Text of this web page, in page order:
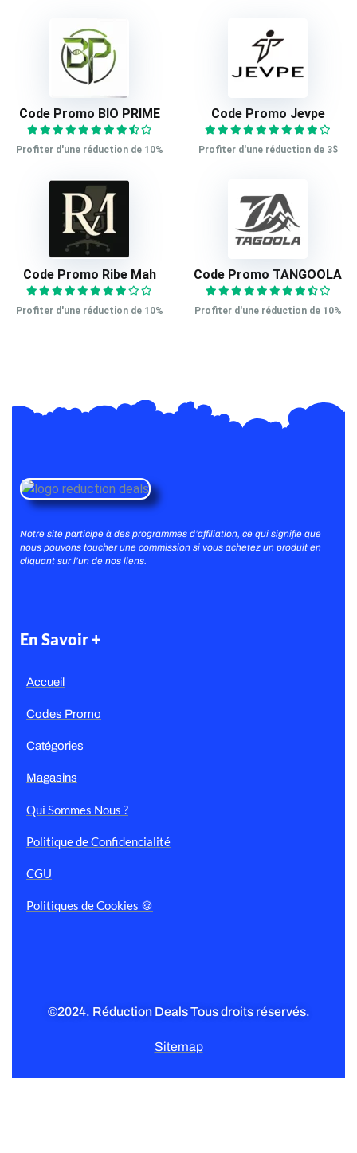
Code Promo BIO PRIME
Profiter d'une réduction de 10%
Code Promo Jevpe
Profiter d'une réduction de 3$
Code Promo Ribe Mah
Profiter d'une réduction de 10%
Code Promo TANGOOLA
Profiter d'une réduction de 10%
Notre site participe à des programmes d’affiliation, ce qui signifie que
nous pouvons toucher une commission si vous achetez un produit en
cliquant sur l’un de nos liens.
En Savoir +
Accueil
Codes Promo
Catégories
Magasins
Qui Sommes Nous ?
Politique de Confidencialité
CGU
Politiques de Cookies 🍪
©2024. Réduction Deals Tous droits réservés.
Sitemap